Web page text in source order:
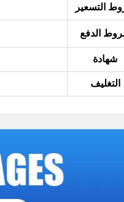
التسعير
الدفع
شهادة
التغليف